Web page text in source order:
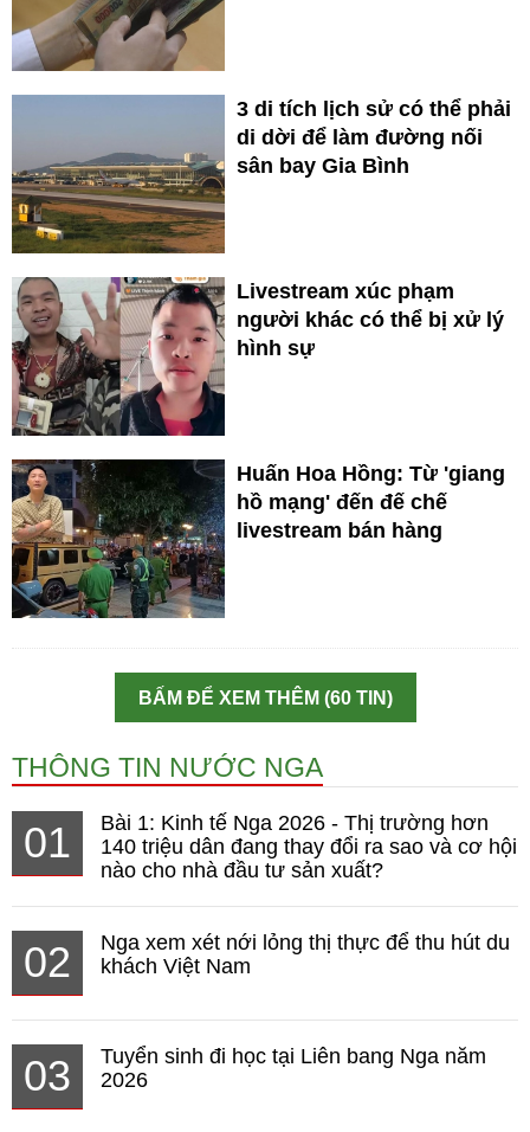
3 di tích lịch sử có thể phải
di dời để làm đường nối
sân bay Gia Bình
Livestream xúc phạm
người khác có thể bị xử lý
hình sự
Huấn Hoa Hồng: Từ 'giang
hồ mạng' đến đế chế
livestream bán hàng
BẤM ĐỂ XEM THÊM (60 TIN)
THÔNG TIN NƯỚC NGA
01
Bài 1: Kinh tế Nga 2026 - Thị trường hơn
140 triệu dân đang thay đổi ra sao và cơ hội
nào cho nhà đầu tư sản xuất?
02
Nga xem xét nới lỏng thị thực để thu hút du
khách Việt Nam
03
Tuyển sinh đi học tại Liên bang Nga năm
2026